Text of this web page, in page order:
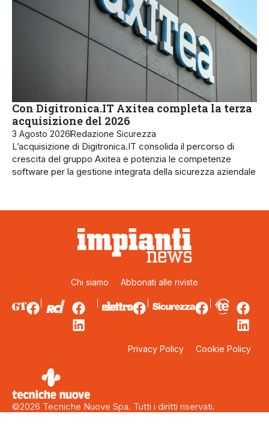
Con Digitronica.IT Axitea completa la terza
acquisizione del 2026
3 Agosto 2026Redazione Sicurezza
L’acquisizione di Digitronica.IT consolida il percorso di
crescita del gruppo Axitea e potenzia le competenze
software per la gestione integrata della sicurezza aziendale
Chi siamo Abbonati alle riviste
Privacy Policy Cookie Policy
©2026 Tecniche Nuove Spa. Tutti i diritti riservati.